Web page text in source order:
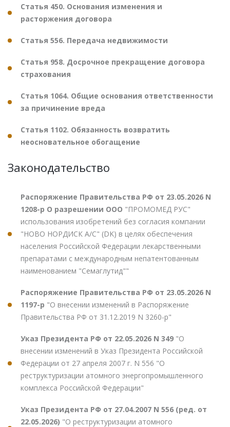
Статья 450. Основания изменения и
расторжения договора
Статья 556. Передача недвижимости
Статья 958. Досрочное прекращение договора
страхования
Статья 1064. Общие основания ответственности
за причинение вреда
Статья 1102. Обязанность возвратить
неосновательное обогащение
Законодательство
Распоряжение Правительства РФ от 23.05.2026 N
1208-р О разрешении ООО "ПРОМОМЕД РУС"
использования изобретений без согласия компании
"НОВО НОРДИСК А/С" (DK) в целях обеспечения
населения Российской Федерации лекарственными
препаратами с международным непатентованным
наименованием "Семаглутид""
Распоряжение Правительства РФ от 23.05.2026 N
1197-р "О внесении изменений в Распоряжение
Правительства РФ от 31.12.2019 N 3260-р"
Указ Президента РФ от 22.05.2026 N 349 "О
внесении изменений в Указ Президента Российской
Федерации от 27 апреля 2007 г. N 556 "О
реструктуризации атомного энергопромышленного
комплекса Российской Федерации"
Указ Президента РФ от 27.04.2007 N 556 (ред. от
22.05.2026) "О реструктуризации атомного